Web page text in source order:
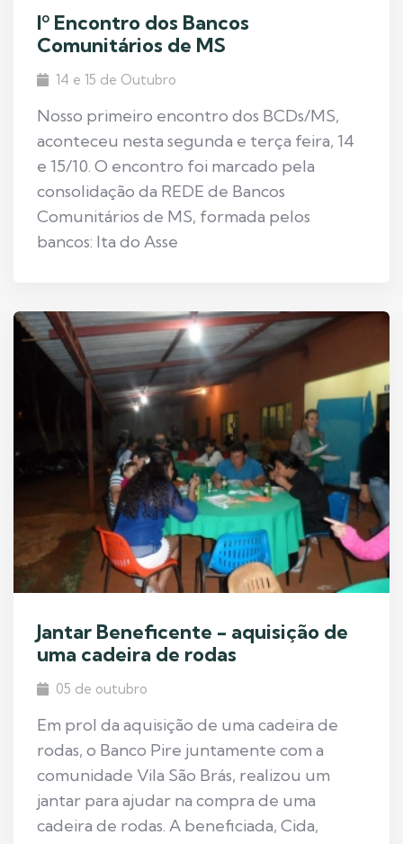
Iº Encontro dos Bancos
Comunitários de MS
14 e 15 de Outubro
Nosso primeiro encontro dos BCDs/MS,
aconteceu nesta segunda e terça feira, 14
e 15/10. O encontro foi marcado pela
consolidação da REDE de Bancos
Comunitários de MS, formada pelos
bancos: Ita do Asse
Jantar Beneficente - aquisição de
uma cadeira de rodas
05 de outubro
Em prol da aquisição de uma cadeira de
rodas, o Banco Pire juntamente com a
comunidade Vila São Brás, realizou um
jantar para ajudar na compra de uma
cadeira de rodas. A beneficiada, Cida,